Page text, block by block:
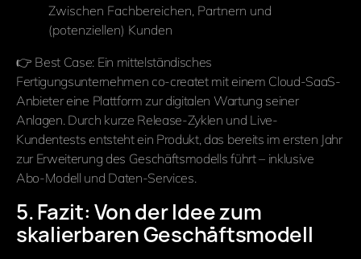
Zwischen Fachbereichen, Partnern und
(potenziellen) Kunden
👉 Best Case: Ein mittelständisches
Fertigungsunternehmen co-createt mit einem Cloud-SaaS-
Anbieter eine Plattform zur digitalen Wartung seiner
Anlagen. Durch kurze Release-Zyklen und Live-
Kundentests entsteht ein Produkt, das bereits im ersten Jahr
zur Erweiterung des Geschäftsmodells führt – inklusive
Abo-Modell und Daten-Services.
5. Fazit: Von der Idee zum
skalierbaren Geschäftsmodell